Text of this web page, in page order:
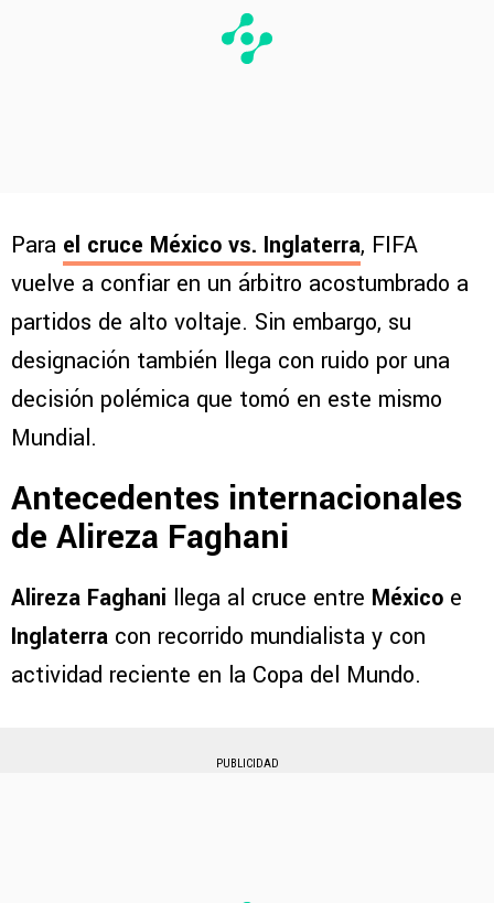
Para el cruce México vs. Inglaterra, FIFA
vuelve a confiar en un árbitro acostumbrado a
partidos de alto voltaje. Sin embargo, su
designación también llega con ruido por una
decisión polémica que tomó en este mismo
Mundial.
Antecedentes internacionales
de Alireza Faghani
Alireza Faghani llega al cruce entre México e
Inglaterra con recorrido mundialista y con
actividad reciente en la Copa del Mundo.
PUBLICIDAD